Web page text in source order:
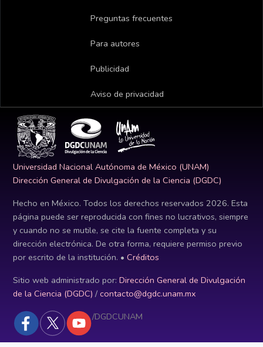
Preguntas frecuentes
Para autores
Publicidad
Aviso de privacidad
Universidad Nacional Autónoma de México (UNAM)
Dirección General de Divulgación de la Ciencia (DGDC)
Hecho en México. Todos los derechos reservados 2026. Esta
página puede ser reproducida con fines no lucrativos, siempre
y cuando no se mutile, se cite la fuente completa y su
dirección electrónica. De otra forma, requiere permiso previo
por escrito de la institución. • Créditos
Sitio web administrado por: Dirección General de Divulgación
de la Ciencia (DGDC) / contacto@dgdc.unam.mx
/DGDCUNAM